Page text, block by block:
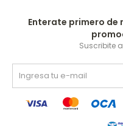
Enterate primero de
Suscribite